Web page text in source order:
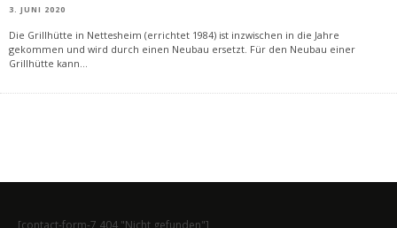
3. JUNI 2020
Die Grillhütte in Nettesheim (errichtet 1984) ist inzwischen in die Jahre
gekommen und wird durch einen Neubau ersetzt. Für den Neubau einer
Grillhütte kann...
[contact-form-7 404 "Nicht gefunden"]